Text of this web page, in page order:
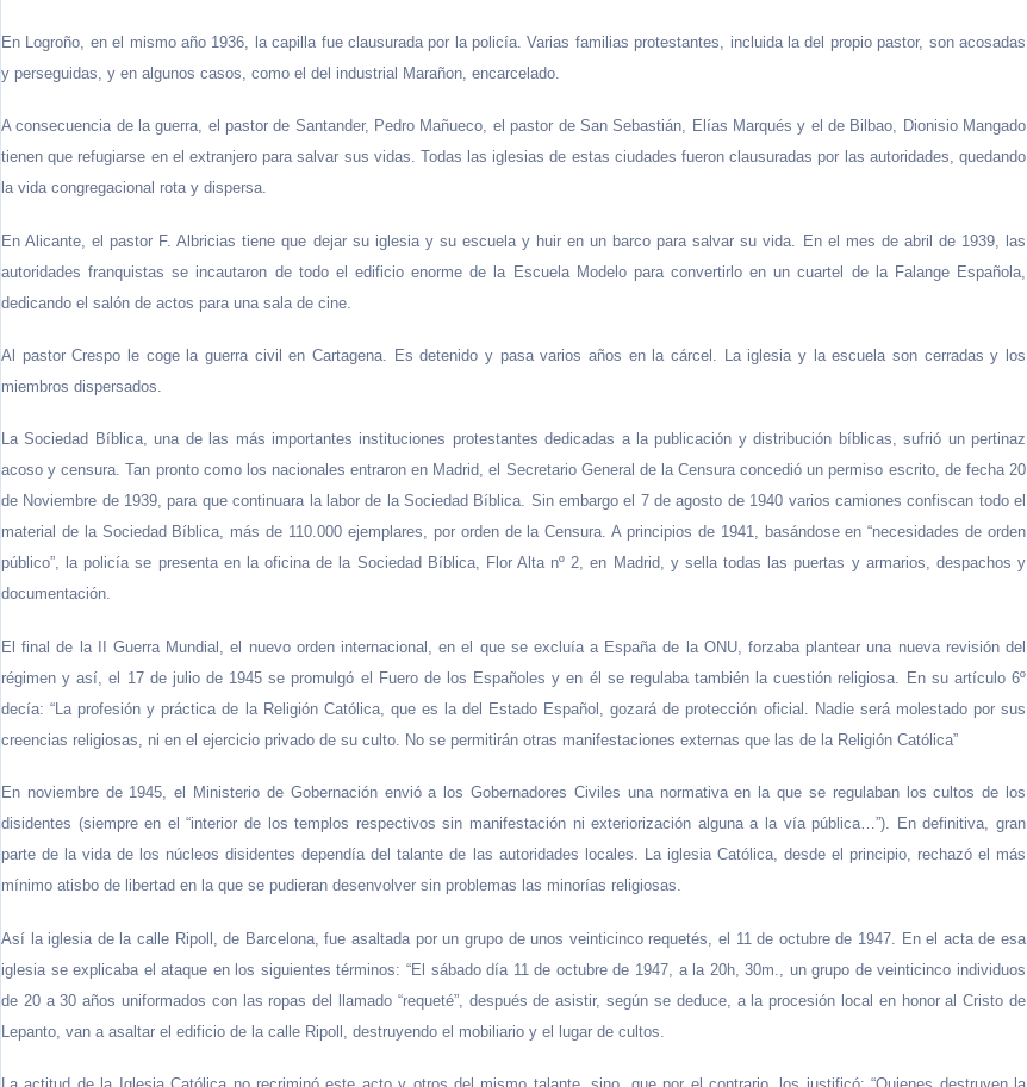
En Logroño, en el mismo año 1936, la capilla fue clausurada por la policía. Varias familias protestantes, incluida la del propio pastor, son acosadas
y perseguidas, y en algunos casos, como el del industrial Marañon, encarcelado.
A consecuencia de la guerra, el pastor de Santander, Pedro Mañueco, el pastor de San Sebastián, Elías Marqués y el de Bilbao, Dionisio Mangado
tienen que refugiarse en el extranjero para salvar sus vidas. Todas las iglesias de estas ciudades fueron clausuradas por las autoridades, quedando
la vida congregacional rota y dispersa.
En Alicante, el pastor F. Albricias tiene que dejar su iglesia y su escuela y huir en un barco para salvar su vida. En el mes de abril de 1939, las
autoridades franquistas se incautaron de todo el edificio enorme de la Escuela Modelo para convertirlo en un cuartel de la Falange Española,
dedicando el salón de actos para una sala de cine.
Al pastor Crespo le coge la guerra civil en Cartagena. Es detenido y pasa varios años en la cárcel. La iglesia y la escuela son cerradas y los
miembros dispersados.
La Sociedad Bíblica, una de las más importantes instituciones protestantes dedicadas a la publicación y distribución bíblicas, sufrió un pertinaz
acoso y censura. Tan pronto como los nacionales entraron en Madrid, el Secretario General de la Censura concedió un permiso escrito, de fecha 20
de Noviembre de 1939, para que continuara la labor de la Sociedad Bíblica. Sin embargo el 7 de agosto de 1940 varios camiones confiscan todo el
material de la Sociedad Bíblica, más de 110.000 ejemplares, por orden de la Censura. A principios de 1941, basándose en “necesidades de orden
público”, la policía se presenta en la oficina de la Sociedad Bíblica, Flor Alta nº 2, en Madrid, y sella todas las puertas y armarios, despachos y
documentación.
El final de la II Guerra Mundial, el nuevo orden internacional, en el que se excluía a España de la ONU, forzaba plantear una nueva revisión del
régimen y así, el 17 de julio de 1945 se promulgó el Fuero de los Españoles y en él se regulaba también la cuestión religiosa. En su artículo 6º
decía: “La profesión y práctica de la Religión Católica, que es la del Estado Español, gozará de protección oficial. Nadie será molestado por sus
creencias religiosas, ni en el ejercicio privado de su culto. No se permitirán otras manifestaciones externas que las de la Religión Católica”
En noviembre de 1945, el Ministerio de Gobernación envió a los Gobernadores Civiles una normativa en la que se regulaban los cultos de los
disidentes (siempre en el “interior de los templos respectivos sin manifestación ni exteriorización alguna a la vía pública…”). En definitiva, gran
parte de la vida de los núcleos disidentes dependía del talante de las autoridades locales. La iglesia Católica, desde el principio, rechazó el más
mínimo atisbo de libertad en la que se pudieran desenvolver sin problemas las minorías religiosas.
Así la iglesia de la calle Ripoll, de Barcelona, fue asaltada por un grupo de unos veinticinco requetés, el 11 de octubre de 1947. En el acta de esa
iglesia se explicaba el ataque en los siguientes términos: “El sábado día 11 de octubre de 1947, a la 20h, 30m., un grupo de veinticinco individuos
de 20 a 30 años uniformados con las ropas del llamado “requeté”, después de asistir, según se deduce, a la procesión local en honor al Cristo de
Lepanto, van a asaltar el edificio de la calle Ripoll, destruyendo el mobiliario y el lugar de cultos.